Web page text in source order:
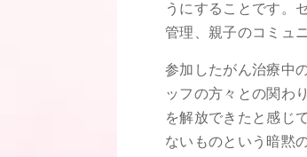
うにすることです。
管理、親子のコミュ
参加したがん治療中
ッフの方々との関わ
を解放できたと感じ
ないものという暗黙